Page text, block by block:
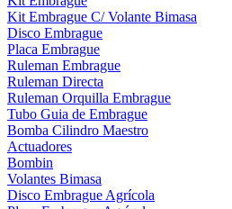
Kit Embrague C/ Volante Bimasa
Disco Embrague
Placa Embrague
Ruleman Embrague
Ruleman Directa
Ruleman Orquilla Embrague
Tubo Guia de Embrague
Bomba Cilindro Maestro
Actuadores
Bombin
Volantes Bimasa
Disco Embrague Agrícola